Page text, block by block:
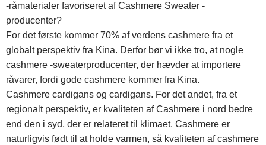
-råmaterialer favoriseret af Cashmere Sweater -
producenter?
For det første kommer 70% af verdens cashmere fra et
globalt perspektiv fra Kina. Derfor bør vi ikke tro, at nogle
cashmere -sweaterproducenter, der hævder at importere
råvarer, fordi gode cashmere kommer fra Kina.
Cashmere cardigans og cardigans. For det andet, fra et
regionalt perspektiv, er kvaliteten af ​​Cashmere i nord bedre
end den i syd, der er relateret til klimaet. Cashmere er
naturligvis født til at holde varmen, så kvaliteten af ​​cashmere